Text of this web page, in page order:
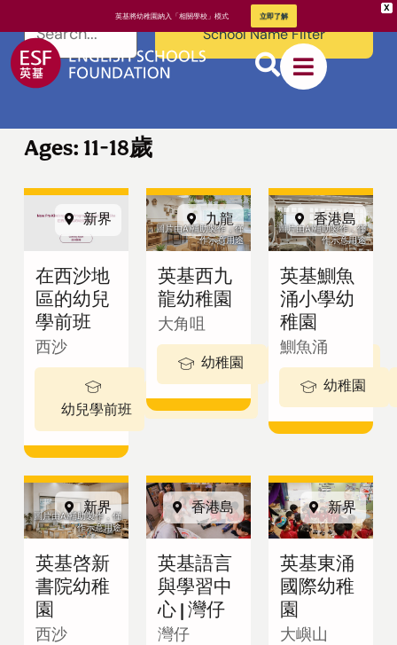
X
英基將幼稚園納入「相關學校」模式 立即了解
School Name Filter
Ages: 11-18歲
新界
在西沙地
區的幼兒
學前班
西沙
幼兒學前班
2 - 3歲
九龍
圖片由AI輔助製作，僅
作示意用途
英基西九
龍幼稚園
大角咀
幼稚園
香港島
圖片由AI輔助製作，僅
作示意用途
英基鰂魚
涌小學幼
稚園
鰂魚涌
幼稚園
新界
圖片由AI輔助製作，僅
作示意用途
英基啓新
書院幼稚
園
西沙
香港島
英基語言
與學習中
心 | 灣仔
灣仔
新界
英基東涌
國際幼稚
園
大嶼山
關於英基
我們的教學
方式
英基學校
招生
查詢表格
繁體中文